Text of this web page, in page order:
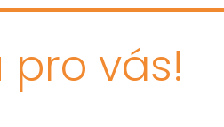
vás!